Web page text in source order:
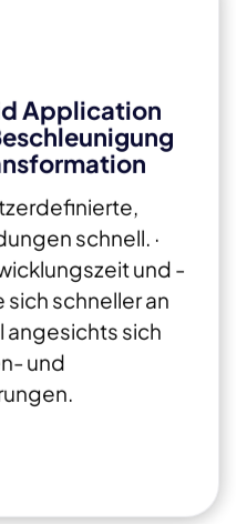
Application
schnell. ·
und -
sich schneller an
angesichts sich
und